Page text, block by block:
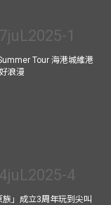
Tour 海港城維港
浪漫
族」成立3周年玩到尖叫